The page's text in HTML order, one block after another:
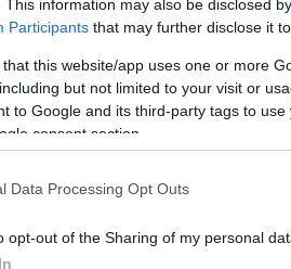
This information may also be disclosed
Participants that may further disclose it
that this website/app uses one or more
but not limited to your visit or
to Google and its third-party tags to
consent section.
Data Processing Opt Outs
opt-out of the Sharing of my personal